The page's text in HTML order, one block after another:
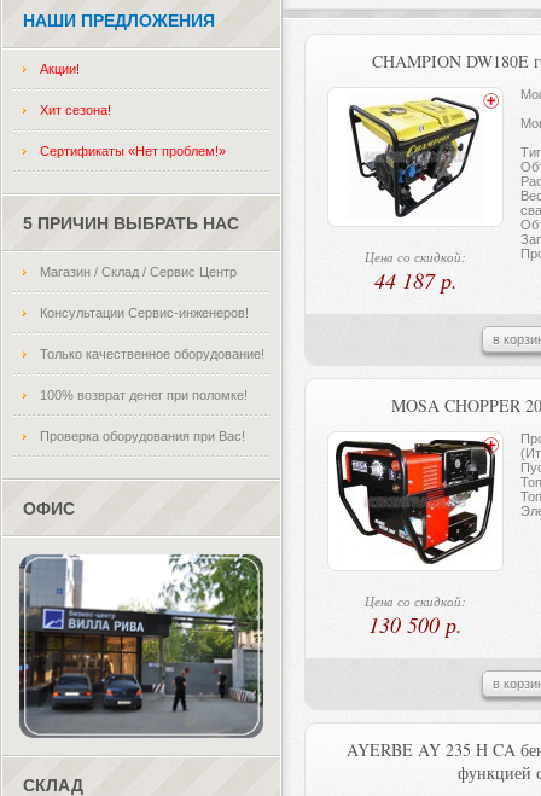
НАШИ ПРЕДЛОЖЕНИЯ
Акции!
Хит сезона!
Сертификаты «Нет проблем!»
5 ПРИЧИН ВЫБРАТЬ НАС
Магазин / Склад / Сервис Центр
Консультации Сервис-инженеров!
Только качественное оборудование!
100% возврат денег при поломке!
Проверка оборудования при Вас!
ОФИС
СКЛАД
CHAMPION DW180E
Цена со скидкой:
44 187 р.
в
MOSA CHOPPER
Цена со скидкой:
130 500 р.
в
AYERBE AY 235 H CA
функцией